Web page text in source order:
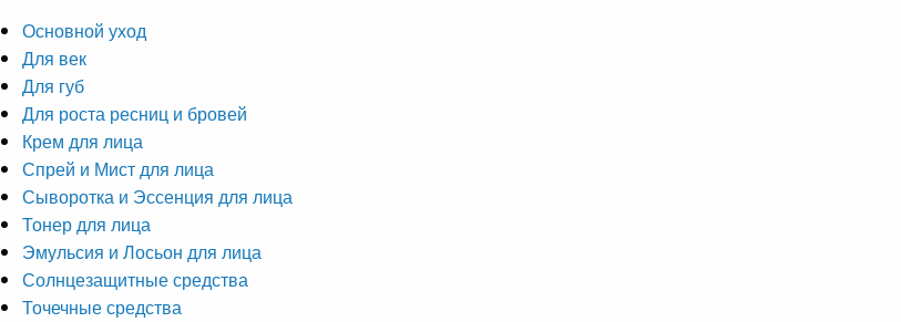
Основной уход
Для век
Для губ
Для роста ресниц и бровей
Крем для лица
Спрей и Мист для лица
Сыворотка и Эссенция для лица
Тонер для лица
Эмульсия и Лосьон для лица
Солнцезащитные средства
Точечные средства